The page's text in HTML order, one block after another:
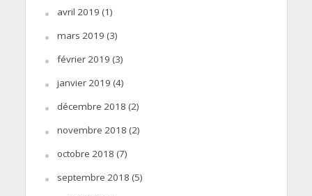
avril 2019 (1)
mars 2019 (3)
février 2019 (3)
janvier 2019 (4)
décembre 2018 (2)
novembre 2018 (2)
octobre 2018 (7)
septembre 2018 (5)